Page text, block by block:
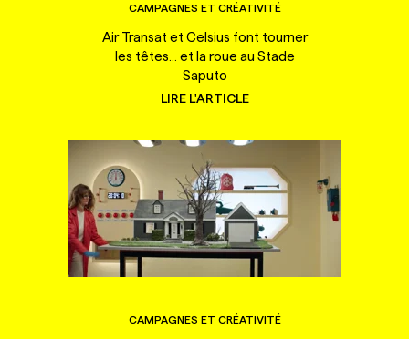
CAMPAGNES ET CRÉATIVITÉ
Air Transat et Celsius font tourner
les têtes... et la roue au Stade
Saputo
LIRE L'ARTICLE
CAMPAGNES ET CRÉATIVITÉ